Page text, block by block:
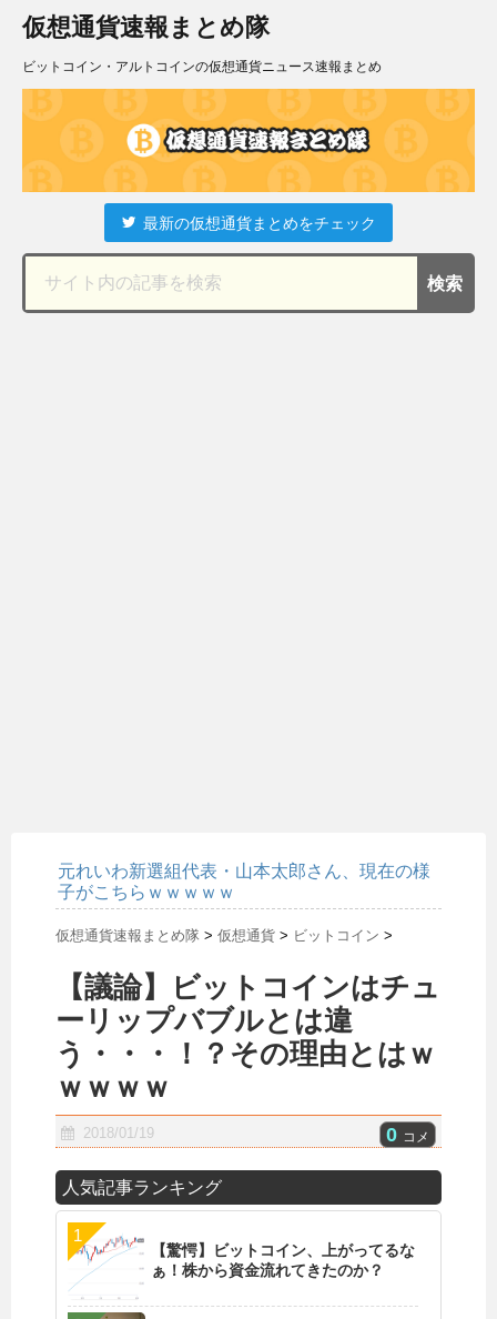
仮想通貨速報まとめ隊
ビットコイン・アルトコインの仮想通貨ニュース速報まとめ
最新の仮想通貨まとめをチェック
元れいわ新選組代表・山本太郎さん、現在の様
子がこちらｗｗｗｗｗ
仮想通貨速報まとめ隊 > 仮想通貨 > ビットコイン >
【議論】ビットコインはチュ
ーリップバブルとは違
う・・・！？その理由とはｗ
ｗｗｗｗ
2018/01/19 0 コメ
人気記事ランキング
【驚愕】ビットコイン、上がってるな
ぁ！株から資金流れてきたのか？